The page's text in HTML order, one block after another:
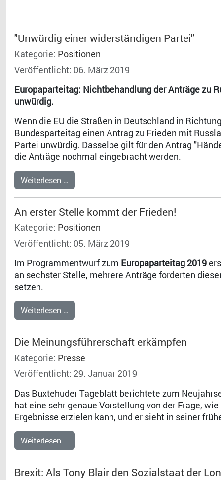
"Unwürdig einer widerständigen Partei"
Kategorie: Positionen
Veröffentlicht: 06. März 2019
Europaparteitag: Nichtbehandlung der Anträge zu
unwürdig.
Wenn die EU die Straßen in Deutschland in
Bundesparteitag einen Antrag zu Frieden mit
Partei unwürdig. Dasselbe gilt für den Antrag
die Anträge nochmal eingebracht werden.
Weiterlesen …
An erster Stelle kommt der Frieden!
Kategorie: Positionen
Veröffentlicht: 05. März 2019
Im Programmentwurf zum Europaparteitag 2019
an sechster Stelle, mehrere Anträge forderten
setzen.
Weiterlesen …
Die Meinungsführerschaft erkämpfen
Kategorie: Presse
Veröffentlicht: 29. Januar 2019
Das Buxtehuder Tageblatt berichtete zum
hat eine sehr genaue Vorstellung von der Frage,
Ergebnisse erzielen kann, und er sieht in seiner
Weiterlesen …
Brexit: Als Tony Blair den Sozialstaat der